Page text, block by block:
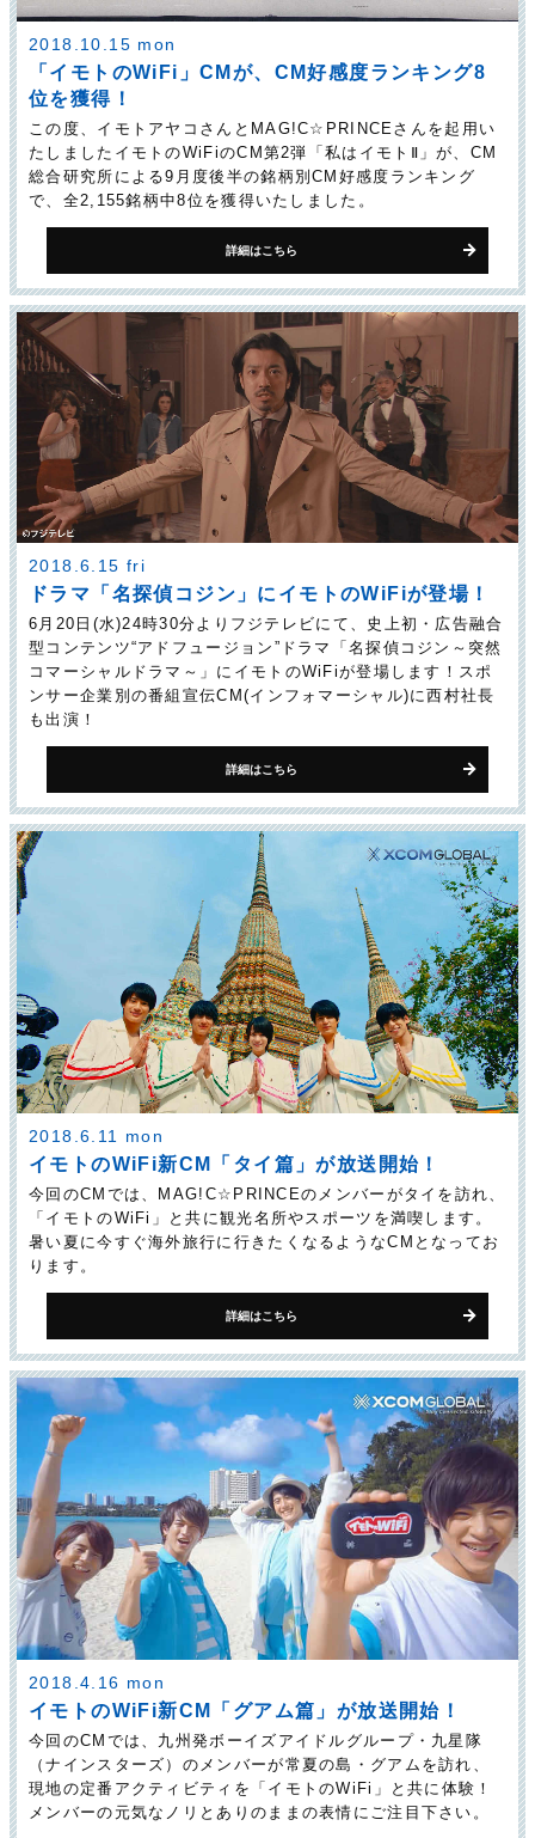
2018.10.15 mon
「イモトのWiFi」CMが、CM好感度ランキング8
位を獲得！
この度、イモトアヤコさんとMAG!C☆PRINCEさんを起用い
たしましたイモトのWiFiのCM第2弾「私はイモトⅡ」が、CM
総合研究所による9月度後半の銘柄別CM好感度ランキング
で、全2,155銘柄中8位を獲得いたしました。
詳細はこちら
2018.6.15 fri
ドラマ「名探偵コジン」に イモトのWiFiが登場！
6月20日(水)24時30分よりフジテレビにて、史上初・広告融合
型コンテンツ“アドフュージョン”ドラマ「名探偵コジン～突然
コマーシャルドラマ～」にイモトのWiFiが登場します！スポ
ンサー企業別の番組宣伝CM(インフォマーシャル)に西村社長
も出演！
詳細はこちら
2018.6.11 mon
イモトのWiFi新CM「タイ篇」が放送開始！
今回のCMでは、MAG!C☆PRINCEのメンバーがタイを訪れ、
「イモトのWiFi」と共に観光名所やスポーツを満喫します。
暑い夏に今すぐ海外旅行に行きたくなるようなCMとなってお
ります。
詳細はこちら
2018.4.16 mon
イモトのWiFi新CM「グアム篇」が放送開始！
今回のCMでは、九州発ボーイズアイドルグループ・九星隊
（ナインスターズ）のメンバーが常夏の島・グアムを訪れ、
現地の定番アクティビティを「イモトのWiFi」と共に体験！
メンバーの元気なノリとありのままの表情にご注目下さい。